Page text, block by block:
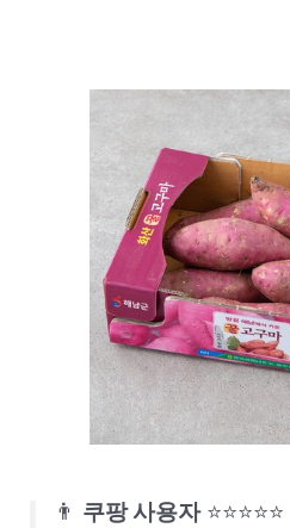
👨 쿠팡 사용자 ⭐⭐⭐⭐⭐